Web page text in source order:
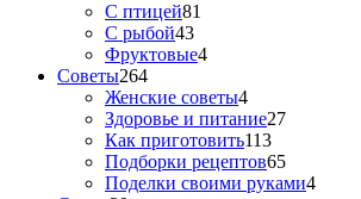
С птицей81
С рыбой43
Фруктовые4
Советы264
Женские советы4
Здоровье и питание27
Как приготовить113
Подборки рецептов65
Поделки своими руками4